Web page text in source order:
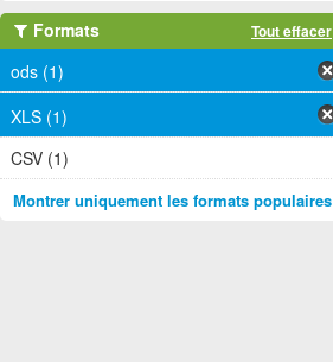
Formats Tout effacer
ods (1)
XLS (1)
CSV (1)
Montrer uniquement les formats populaires